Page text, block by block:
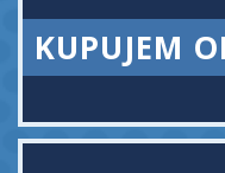
KUPUJEM